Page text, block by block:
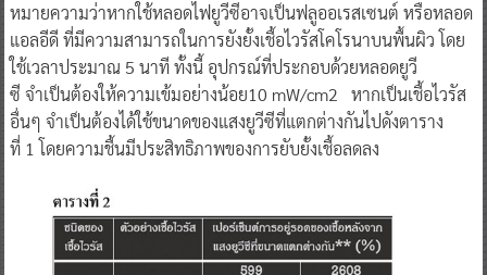
หมายความว่าหากใช้หลอดไฟยูวีซีอาจเป็นฟลูออเรสเซนต์ หรือหลอด
แอลอีดี ที่มีความสามารถในการยังยั้งเชื้อไวรัสโคโรนาบนพื้นผิว โดย
ใช้เวลาประมาณ 5 นาที ทั้งนี้ อุปกรณ์ที่ประกอบด้วยหลอดยูวี
ซี จำเป็นต้องให้ความเข้มอย่างน้อย10 mW/cm2 หากเป็นเชื้อไวรัส
อื่นๆ จำเป็นต้องได้ใช้ขนาดของแสงยูวีซีที่แตกต่างกันไปดังตาราง
ที่ 1 โดยความชื้นมีประสิทธิภาพของการยับยั้งเชื้อลดลง